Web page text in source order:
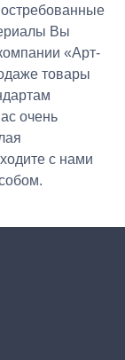
Вы
«Арт-
товары
очень
с нами